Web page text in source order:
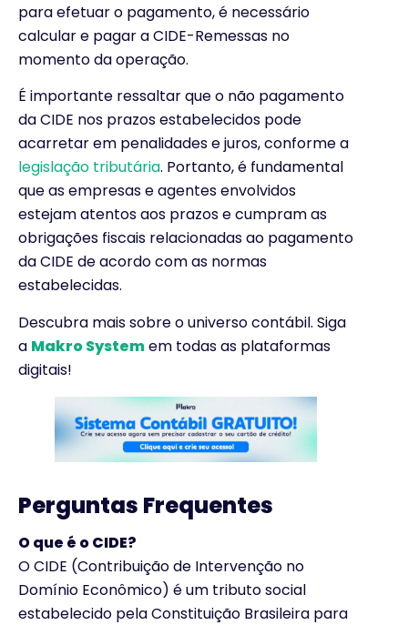
para efetuar o pagamento, é necessário
calcular e pagar a CIDE-Remessas no
momento da operação.
É importante ressaltar que o não pagamento
da CIDE nos prazos estabelecidos pode
acarretar em penalidades e juros, conforme a
legislação tributária. Portanto, é fundamental
que as empresas e agentes envolvidos
estejam atentos aos prazos e cumpram as
obrigações fiscais relacionadas ao pagamento
da CIDE de acordo com as normas
estabelecidas.
Descubra mais sobre o universo contábil. Siga
a Makro Systemem todas as plataformas
digitais!
Perguntas Frequentes
O que é o CIDE?
O CIDE (Contribuição de Intervenção no
Domínio Econômico) é um tributo social
estabelecido pela Constituição Brasileira para